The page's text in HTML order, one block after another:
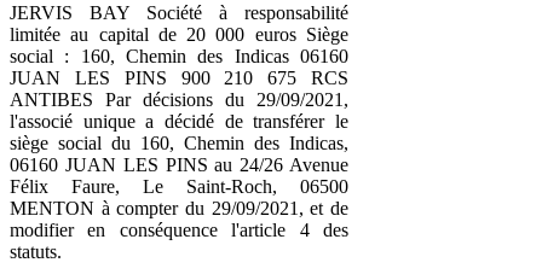
JERVIS BAY Société à responsabilité
limitée au capital de 20 000 euros Siège
social : 160, Chemin des Indicas 06160
JUAN LES PINS 900 210 675 RCS
ANTIBES Par décisions du 29/09/2021,
l'associé unique a décidé de transférer le
siège social du 160, Chemin des Indicas,
06160 JUAN LES PINS au 24/26 Avenue
Félix Faure, Le Saint-Roch, 06500
MENTON à compter du 29/09/2021, et de
modifier en conséquence l'article 4 des
statuts.